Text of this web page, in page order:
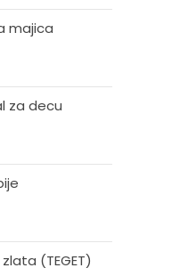
majica
za decu
(TEGET)